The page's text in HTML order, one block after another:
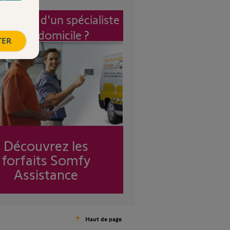
d'un spécialiste
à mon domicile ?
Découvrez les
forfaits Somfy
Assistance
Haut de page